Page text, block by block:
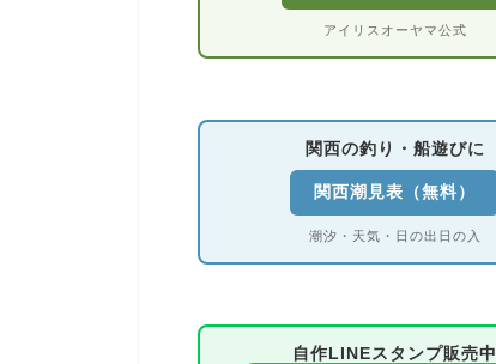
アイリスオーヤマ公式
関西の釣り・船遊びに
関西潮見表（無料）
潮汐・天気・日の出日の入
自作LINEスタンプ販売中